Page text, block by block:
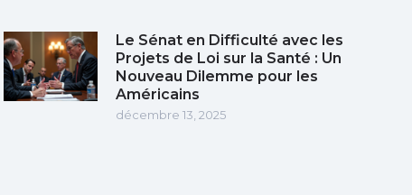
Le Sénat en Difficulté avec les
Projets de Loi sur la Santé : Un
Nouveau Dilemme pour les
Américains
décembre 13, 2025